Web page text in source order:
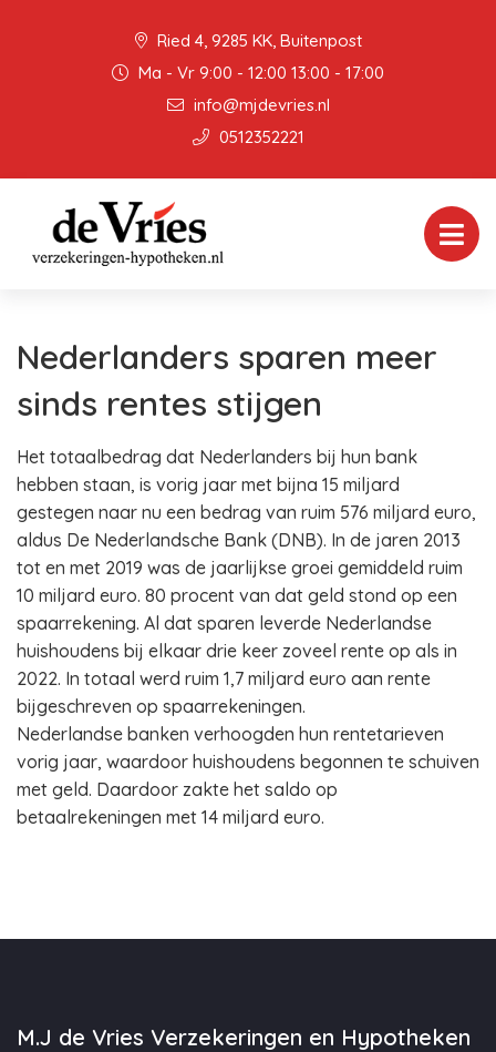
Ried 4, 9285 KK, Buitenpost
Ma - Vr 9:00 - 12:00 13:00 - 17:00
info@mjdevries.nl
0512352221
Nederlanders sparen meer
sinds rentes stijgen
Het totaalbedrag dat Nederlanders bij hun bank
hebben staan, is vorig jaar met bijna 15 miljard
gestegen naar nu een bedrag van ruim 576 miljard euro,
aldus De Nederlandsche Bank (DNB). In de jaren 2013
tot en met 2019 was de jaarlijkse groei gemiddeld ruim
10 miljard euro. 80 procent van dat geld stond op een
spaarrekening. Al dat sparen leverde Nederlandse
huishoudens bij elkaar drie keer zoveel rente op als in
2022. In totaal werd ruim 1,7 miljard euro aan rente
bijgeschreven op spaarrekeningen.
Nederlandse banken verhoogden hun rentetarieven
vorig jaar, waardoor huishoudens begonnen te schuiven
met geld. Daardoor zakte het saldo op
betaalrekeningen met 14 miljard euro.
M.J de Vries Verzekeringen en Hypotheken